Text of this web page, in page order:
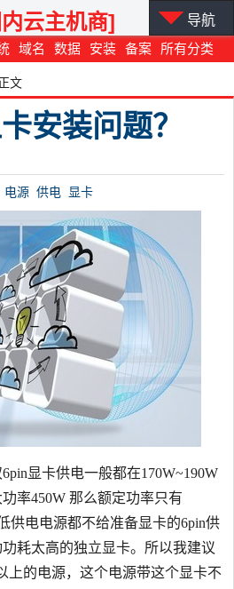
域名 数据 安装 备案 所有分类
云主机商] 导航
文
安装问题？
电源 供电 显卡
显卡供电一般都在170W~190W
率450W 那么额定功率只有
供电电源都不给准备显卡的6pin供
耗太高的独立显卡。所以我建议
上的电源，这个电源带这个显卡不